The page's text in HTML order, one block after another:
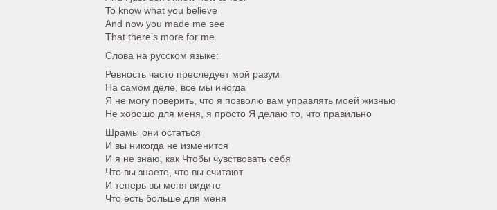
To know what you believe
And now you made me see
That there’s more for me
Слова на русском языке:
Ревность часто преследует мой разум
На самом деле, все мы иногда
Я не могу поверить, что я позволю вам управлять моей жизнью
Не хорошо для меня, я просто Я делаю то, что правильно
Шрамы они остаться
И вы никогда не изменится
И я не знаю, как Чтобы чувствовать себя
Что вы знаете, что вы считают
И теперь вы меня видите
Что есть больше для меня